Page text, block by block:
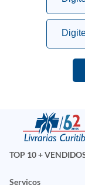
TOP 10 +
Serviços